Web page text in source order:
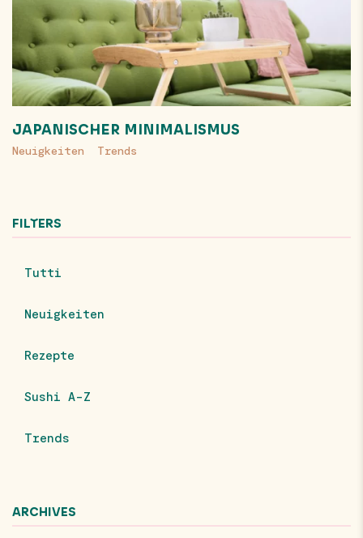
JAPANISCHER MINIMALISMUS
Neuigkeiten Trends
FILTERS
Tutti
Neuigkeiten
Rezepte
Sushi A-Z
Trends
ARCHIVES